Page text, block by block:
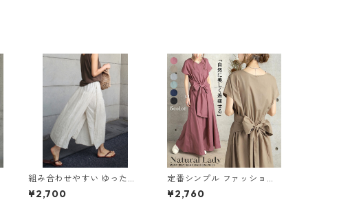
組み合わせやすい ゆったり
キュロットスカート パンツ
m-763
¥2,700
定番シンプル ファッション
半袖 バックリボン 6色展開
ワンピース m-734
¥2,760